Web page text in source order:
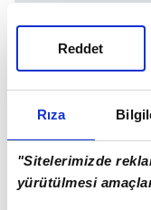
Rıza
"Sitelerimizde
yürütülmesi
Reddet